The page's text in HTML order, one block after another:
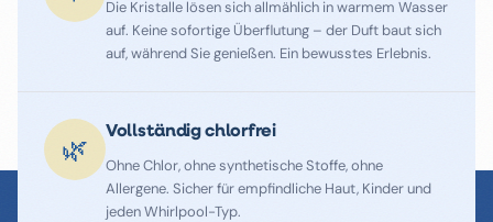
Die Kristalle lösen sich allmählich in warmem Wasser
auf. Keine sofortige Überflutung – der Duft baut sich
auf, während Sie genießen. Ein bewusstes Erlebnis.
🌿 Vollständig chlorfrei
Ohne Chlor, ohne synthetische Stoffe, ohne
Allergene. Sicher für empfindliche Haut, Kinder und
jeden Whirlpool-Typ.